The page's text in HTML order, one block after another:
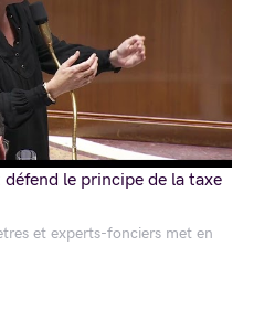
et experts-fonciers met en
défend le principe de la taxe